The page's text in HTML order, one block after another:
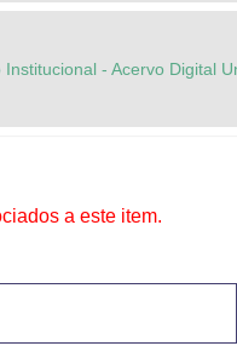
Institucional - Acervo Digital
a este item.